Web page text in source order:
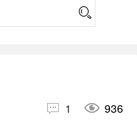
 1  936